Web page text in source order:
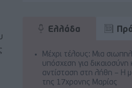
Ελλάδα
Μέχρι τέλους: Μια
υπόσχεση για δικαιοσύνη
αντίσταση στη λήθη – Η
της 17χρονης Μαρίας